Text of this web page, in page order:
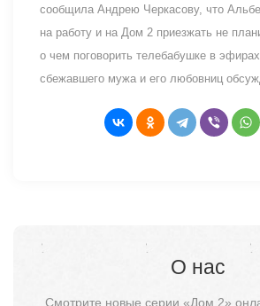
сообщила Андрею Черкасову, что
на работу и на Дом 2 приезжать не
о чем поговорить телебабушке в
сбежавшего мужа и его любовниц
О нас
Смотрите новые серии «Дом 2»